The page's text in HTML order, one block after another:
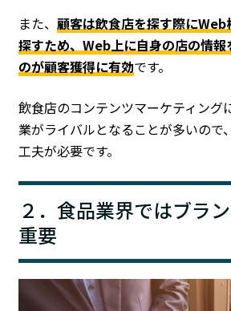
また、 顧客は飲食店を探す際にWeb
探すため、Web上に自身の店の情報
のが顧客獲得に有効です。
飲食店のコンテンツマーケティング
業がライバルとなることが多いので
工夫が必要です。
２．食品業界ではブラ
重要